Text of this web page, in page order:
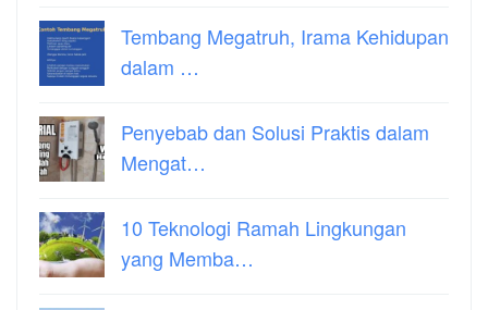
Tembang Megatruh, Irama Kehidupan
dalam …
Penyebab dan Solusi Praktis dalam
Mengat…
10 Teknologi Ramah Lingkungan
yang Memba…